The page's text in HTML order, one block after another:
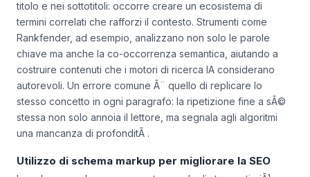
Un altro aspetto spesso sottovalutato Ã¨ la densitÃ
semantica. Oggi non basta inserire la keyword principale nel
titolo e nei sottotitoli: occorre creare un ecosistema di
termini correlati che rafforzi il contesto. Strumenti come
Rankfender, ad esempio, analizzano non solo le parole
chiave ma anche la co-occorrenza semantica, aiutando a
costruire contenuti che i motori di ricerca IA considerano
autorevoli. Un errore comune Ã¨ quello di replicare lo
stesso concetto in ogni paragrafo: la ripetizione fine a sÃ©
una mancanza di profonditÃ .